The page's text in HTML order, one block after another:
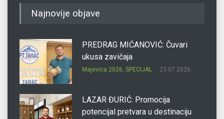
Najnovije objave
PREDRAG MIĆANOVIĆ: Čuvari
ukusa zavičaja
Majevica 2026, SPECIJAL 23.07.2026.
LAZAR ĐURIĆ: Promocija
potencijal pretvara u destinaciju